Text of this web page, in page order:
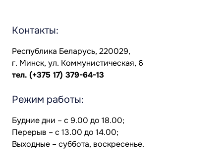
Контакты:
Республика Беларусь, 220029,
г. Минск, ул. Коммунистическая, 6
тел. (+375 17) 379-64-13
Режим работы:
Будние дни – с 9.00 до 18.00;
Перерыв – с 13.00 до 14.00;
Выходные – суббота, воскресенье.